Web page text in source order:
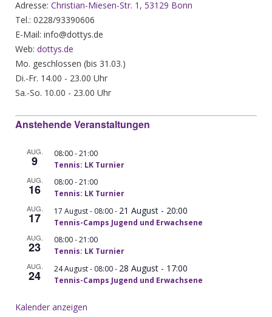
Adresse: Christian-Miesen-Str. 1, 53129 Bonn
Tel.: 0228/93390606
E-Mail: info@dottys.de
Web: dottys.de
Mo. geschlossen (bis 31.03.)
Di.-Fr. 14.00 - 23.00 Uhr
Sa.-So. 10.00 - 23.00 Uhr
Anstehende Veranstaltungen
AUG.
9 08:00-21:00
Tennis: LK Turnier
AUG.
16 08:00-21:00
Tennis: LK Turnier
AUG.
17 17 August - 08:00- 21 August - 20:00
Tennis-Camps Jugend und Erwachsene
AUG.
23 08:00-21:00
Tennis: LK Turnier
AUG.
24 24 August - 08:00- 28 August - 17:00
Tennis-Camps Jugend und Erwachsene
Kalender anzeigen